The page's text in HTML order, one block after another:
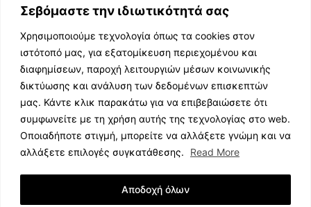
Σεβόμαστε την ιδιωτικότητά σας
Χρησιμοποιούμε τεχνολογία όπως τα cookies στον
ιστότοπό μας, για εξατομίκευση περιεχομένου και
διαφημίσεων, παροχή λειτουργιών μέσων κοινωνικής
δικτύωσης και ανάλυση των δεδομένων επισκεπτών
μας. Κάντε κλικ παρακάτω για να επιβεβαιώσετε ότι
συμφωνείτε με τη χρήση αυτής της τεχνολογίας στο web.
Οποιαδήποτε στιγμή, μπορείτε να αλλάξετε γνώμη και να
αλλάξετε επιλογές συγκατάθεσης.
Read More
Αποδοχή όλων
ΕΛΛΗΝΙΚΗ ΜΟΥΣΙΚΗ
TV SHOWS
EVENTS
ΘΕΑΤΡΟ
ΔΙΑΓΩΝΙΣΜΟΙ
STOA CULTURA